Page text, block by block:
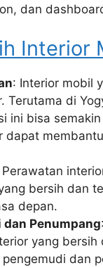
dan
Interior
: Interior mobil
Terutama di
ini bisa
dapat
Perawatan
bersih dan
depan.
dan Penumpang
yang
dan